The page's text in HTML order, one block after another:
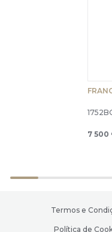
7 500
Termos e
Política de